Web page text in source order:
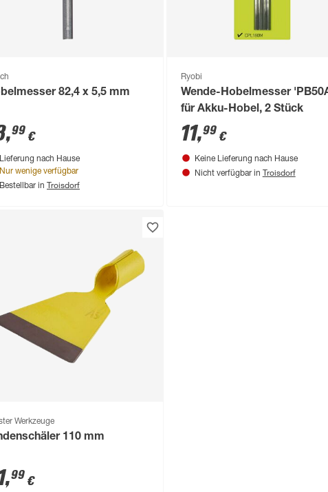
82,4 x 5,5 mm
,99 €
Lieferung nach Hause
Nur wenige verfügbar
Bestellbar in Troisdorf
Ryobi
Wende-Hobelmesser
für Akku-Hobel, 2 Stück
11,99€
Keine Lieferung nach Hause
Nicht verfügbar in Troisdorf
Werkzeuge
110 mm
,99 €